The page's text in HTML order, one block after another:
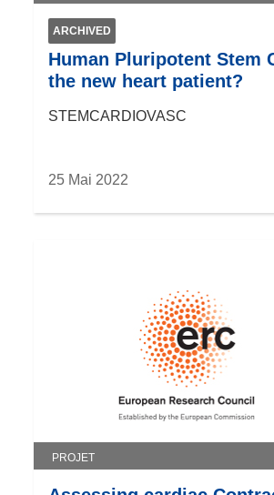
ARCHIVED
Human Pluripotent Stem
the new heart patient?
STEMCARDIOVASC
25 Mai 2022
PROJET